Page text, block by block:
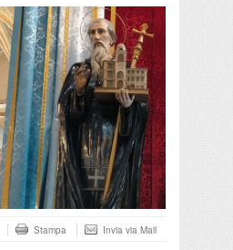
Stampa Invia via Mail